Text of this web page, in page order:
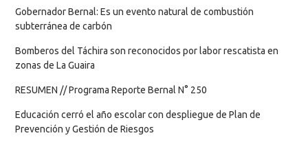
Gobernador Bernal: Es un evento natural de combustión
subterránea de carbón
Bomberos del Táchira son reconocidos por labor rescatista en
zonas de La Guaira
RESUMEN // Programa Reporte Bernal N° 250
Educación cerró el año escolar con despliegue de Plan de
Prevención y Gestión de Riesgos